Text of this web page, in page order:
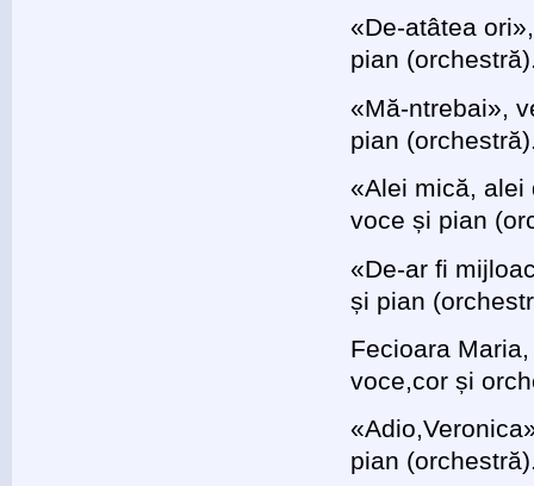
«De-atâtea
pian
«Mă-ntrebai»,
pian
«Alei mică,
voce și pian
«De-ar fi
și pian
Fecioara
voce,cor și
pian